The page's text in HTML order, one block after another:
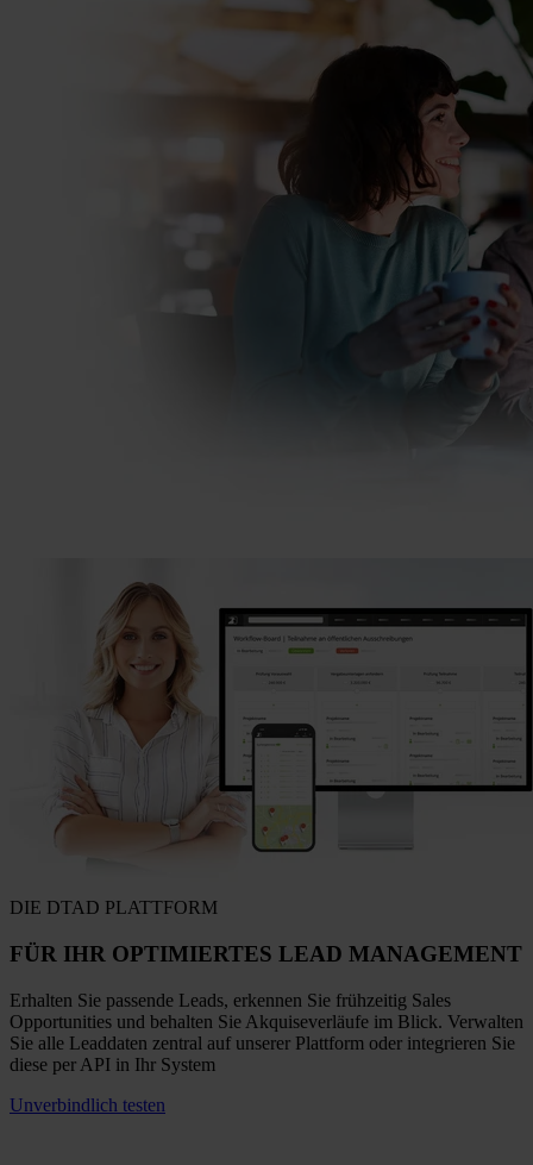
DIE DTAD PLATTFORM
FÜR IHR OPTIMIERTES LEAD MANAGEMENT
Erhalten Sie passende Leads, erkennen Sie frühzeitig Sales
Opportunities und behalten Sie Akquiseverläufe im Blick. Verwalten
Sie alle Leaddaten zentral auf unserer Plattform oder integrieren Sie
diese per API in Ihr System
Unverbindlich testen